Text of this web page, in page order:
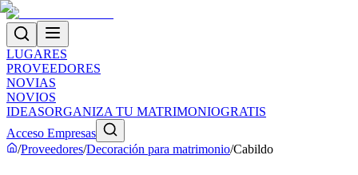
LUGARES
PROVEEDORES
NOVIAS
NOVIOS
IDEASORGANIZA TU MATRIMONIOGRATIS
Acceso Empresas
/Proveedores/Decoración para matrimonio/Cabildo